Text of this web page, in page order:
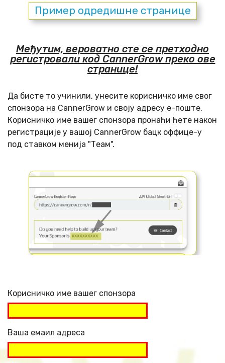
Пример одредишне странице
Међутим, вероватно сте се претходно
регистровали код CannerGrow преко ове
странице!
Да бисте то учинили, унесите корисничко име свог
спонзора на CannerGrow и своју адресу е-поште.
Корисничко име вашег спонзора пронаћи ћете након
регистрације у вашој CannerGrow бацк оффице-у
под ставком менија "Теам".
Корисничко име вашег спонзора
Ваша емаил адреса